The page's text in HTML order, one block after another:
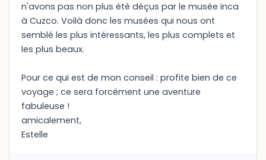
n'avons pas non plus été déçus par le musée inca
à Cuzco. Voilà donc les musées qui nous ont
semblé les plus intéressants, les plus complets et
les plus beaux.
Pour ce qui est de mon conseil : profite bien de ce
voyage ; ce sera forcément une aventure
fabuleuse !
amicalement,
Estelle